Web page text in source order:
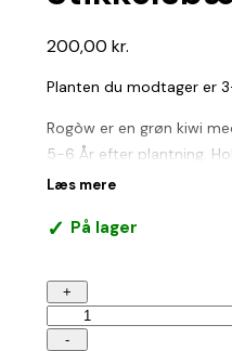
200,00 kr.
Planten du modtager er
Rogòw er en grøn kiwi
5-6 År efter plantning.
nærheden. Actinidia
Kræver en Han plante til
Læs mere
På lager
+
Stikkelsbærkiwi
Rogòw
antal
-